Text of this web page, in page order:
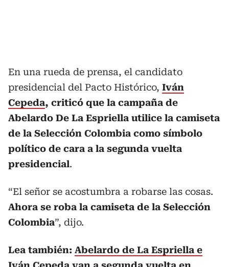
En una rueda de prensa, el candidato
presidencial del Pacto Histórico, Iván
Cepeda, criticó que la campaña de
Abelardo De La Espriella utilice la camiseta
de la Selección Colombia como símbolo
político de cara a la segunda vuelta
presidencial.
“El señor se acostumbra a robarse las cosas.
Ahora se roba la camiseta de la Selección
Colombia”, dijo.
Lea también: Abelardo de La Espriella e